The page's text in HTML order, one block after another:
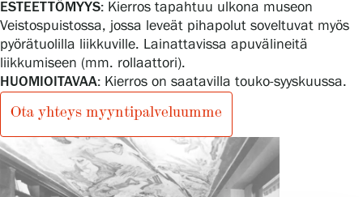
ESTEETTÖMYYS: Kierros tapahtuu ulkona museon
Veistospuistossa, jossa leveät pihapolut soveltuvat myös
pyörätuolilla liikkuville. Lainattavissa apuvälineitä
liikkumiseen (mm. rollaattori).
HUOMIOITAVAA: Kierros on saatavilla touko-syyskuussa.
Ota yhteys myyntipalveluumme